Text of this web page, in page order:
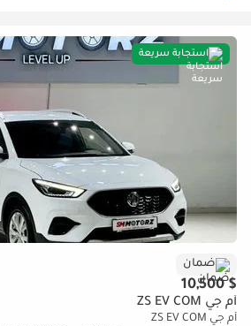
استجابة سريعة
ضمان
$ 10,500
أم جي ZS EV COM
أم جي ZS EV COM